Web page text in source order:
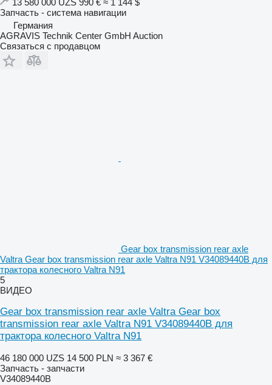
Запчасть - система навигации
Германия
AGRAVIS Technik Center GmbH Auction
Связаться с продавцом
Gear box transmission rear axle
Valtra Gear box transmission rear axle Valtra N91 V34089440B для
трактора колесного Valtra N91
5
ВИДЕО
Gear box transmission rear axle Valtra Gear box
transmission rear axle Valtra N91 V34089440B для
трактора колесного Valtra N91
46 180 000 UZS 14 500 PLN ≈ 3 367 €
Запчасть - запчасти
V34089440B